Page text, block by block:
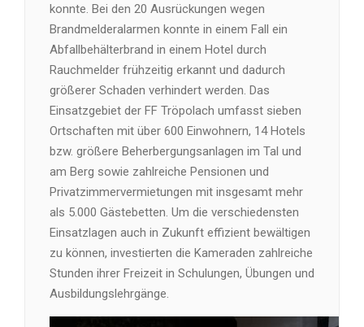
konnte. Bei den 20 Ausrückungen wegen
Brandmelderalarmen konnte in einem Fall ein
Abfallbehälterbrand in einem Hotel durch
Rauchmelder frühzeitig erkannt und dadurch
größerer Schaden verhindert werden. Das
Einsatzgebiet der FF Tröpolach umfasst sieben
Ortschaften mit über 600 Einwohnern, 14 Hotels
bzw. größere Beherbergungsanlagen im Tal und
am Berg sowie zahlreiche Pensionen und
Privatzimmervermietungen mit insgesamt mehr
als 5.000 Gästebetten. Um die verschiedensten
Einsatzlagen auch in Zukunft effizient bewältigen
zu können, investierten die Kameraden zahlreiche
Stunden ihrer Freizeit in Schulungen, Übungen und
Ausbildungslehrgänge.